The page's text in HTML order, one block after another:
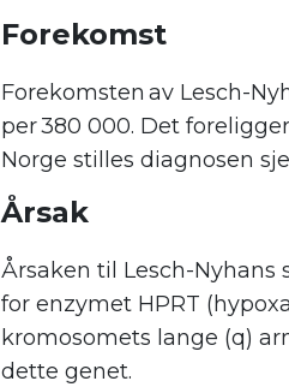
Forekomst
Forekomsten av Lesch-
per 380 000. Det
Norge stilles diagnosen
Årsak
Årsaken til Lesch-Nyhans
for enzymet HPRT
kromosomets lange (q)
dette genet.